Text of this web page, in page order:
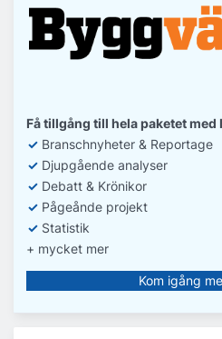
Få tillgång till hela paketet med
✓ Branschnyheter & Reportage
✓ Djupgående analyser
✓ Debatt & Krönikor
✓ Pågeånde projekt
✓ Statistik
+ mycket mer
Kom igång